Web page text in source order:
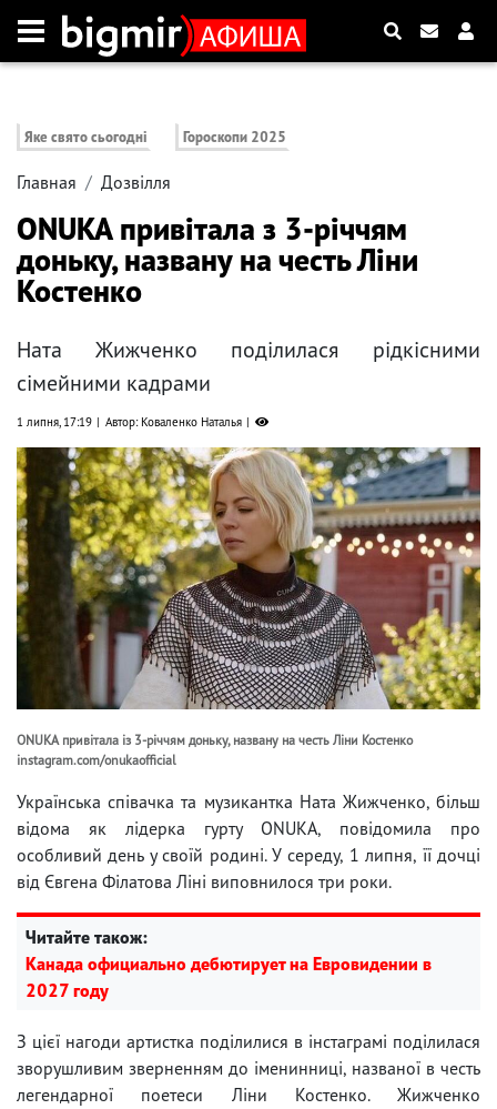
Яке свято сьогодні Гороскопи 2025
Главная Дозвілля
ONUKA привітала з 3-річчям
доньку, названу на честь Ліни
Костенко
Ната Жижченко поділилася рідкісними
сімейними кадрами
1 липня, 17:19 Автор: Коваленко Наталья
ONUKA привітала із 3-річчям доньку, названу на честь Ліни Костенко
instagram.com/onukaofficial
Українська співачка та музикантка Ната Жижченко, більш
відома як лідерка гурту ONUKA, повідомила про
особливий день у своїй родині. У середу, 1 липня, її дочці
від Євгена Філатова Ліні виповнилося три роки.
Читайте також:
Канада официально дебютирует на Евровидении в
2027 году
З цієї нагоди артистка поділилися в інстаграмі поділилася
зворушливим зверненням до іменинниці, названої в честь
легендарної поетеси Ліни Костенко. Жижченко